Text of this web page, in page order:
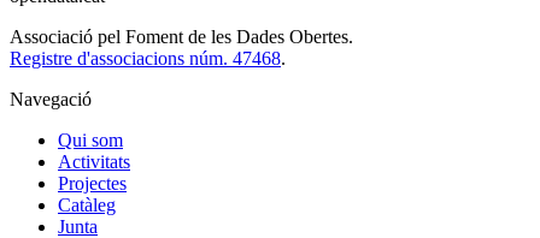
Associació pel Foment de les Dades Obertes.
Registre d'associacions núm. 47468.
Navegació
Qui som
Activitats
Projectes
Catàleg
Junta